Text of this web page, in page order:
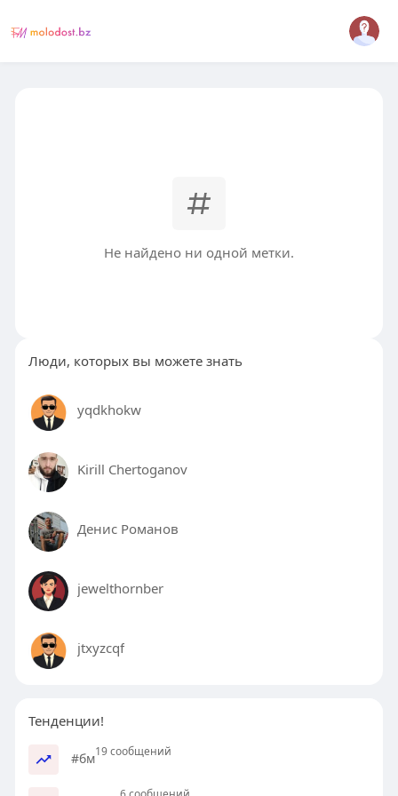
Не найдено ни одной метки.
Люди, которых вы можете знать
yqdkhokw
Kirill Chertoganov
Денис Романов
jewelthornber
jtxyzcqf
Тенденции!
#бм19 сообщений